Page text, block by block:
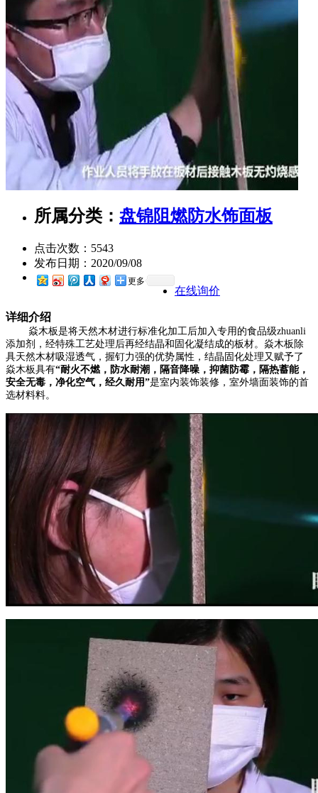
所属分类： 盘锦阻燃防水饰面板
点击次数： 5543
发布日期： 2020/09/08
更多
在线询价
详细介绍
焱木板是将天然木材进行标准化加工后加入专用的食品级zhuanli
添加剂，经特殊工艺处理后再经结晶和固化凝结成的板材。 焱木板除
具天然木材吸湿透气，握钉力强的优势属性，结晶固化处理又赋予了
焱木板具有“耐火不燃，防水耐潮，隔音降噪，抑菌防霉，隔热蓄能，
安全无毒，净化空气，经久耐用”是室内装饰装修，室外墙面装饰的首
选材料料。